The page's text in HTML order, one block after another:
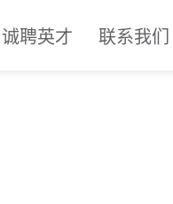
诚聘英才 联系我们